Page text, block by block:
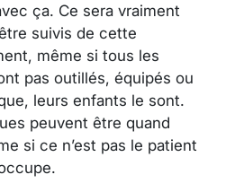
ça. Ce sera vraiment
suivis de cette
même si tous les
pas outillés, équipés ou
leurs enfants le sont.
peuvent être quand
si ce n’est pas le patient